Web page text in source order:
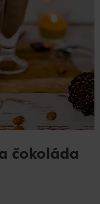
čokoláda